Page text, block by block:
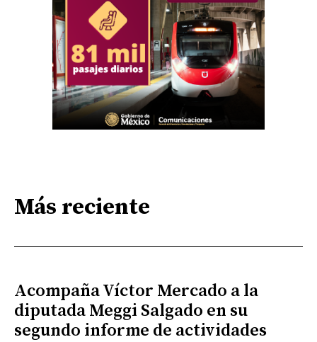
Más reciente
Acompaña Víctor Mercado a la
diputada Meggi Salgado en su
segundo informe de actividades